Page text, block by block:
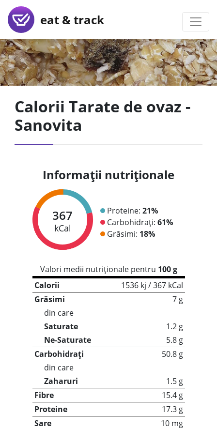
eat & track
Calorii Tarate de ovaz -
Sanovita
Informații nutriționale
367
kCal
Proteine: 21%
Carbohidrați: 61%
Grăsimi: 18%
Valori medii nutriționale pentru 100 g
Calorii
1536 kj / 367 kCal
Grăsimi
7 g
din care
Saturate
1.2 g
Ne-Saturate
5.8 g
Carbohidrați
50.8 g
din care
Zaharuri
1.5 g
Fibre
15.4 g
Proteine
17.3 g
Sare
10 mg